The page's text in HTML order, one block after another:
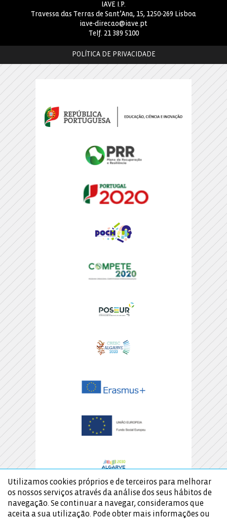
IAVE I.P.
Travessa das Terras de Sant’Ana, 15, 1250-269 Lisboa
iave-direcao@iave.pt
Telf. 21 389 5100
POLÍTICA DE PRIVACIDADE
Utilizamos cookies próprios e de terceiros para melhorar
os nossos serviços através da análise dos seus hábitos de
navegação. Se continuar a navegar, consideramos que
aceita a sua utilização. Pode obter mais informações ou